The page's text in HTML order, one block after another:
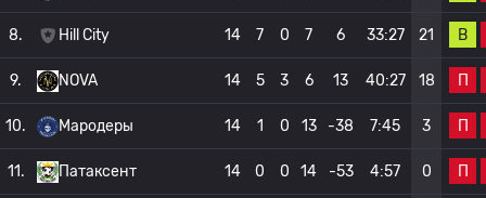
8. Hill City 14 7 0 7 6 33:27 21 В
9. NOVA 14 5 3 6 13 40:27 18 П
10. Мародеры 14 1 0 13 -38 7:45 3 П
11. Патаксент 14 0 0 14 -53 4:57 0 П